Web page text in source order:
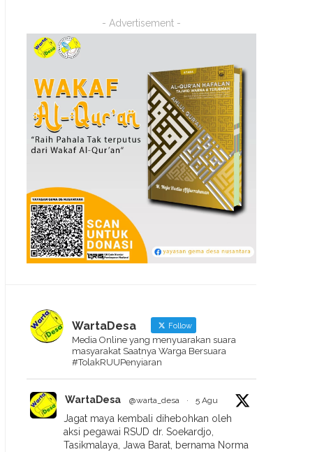
- Advertisement -
WartaDesa Follow
Media Online yang menyuarakan suara
masyarakat Saatnya Warga Bersuara
#TolakRUUPenyiaran
WartaDesa @warta_desa · 5 Agu
Jagat maya kembali dihebohkan oleh
aksi pegawai RSUD dr. Soekardjo,
Tasikmalaya, Jawa Barat, bernama Norma